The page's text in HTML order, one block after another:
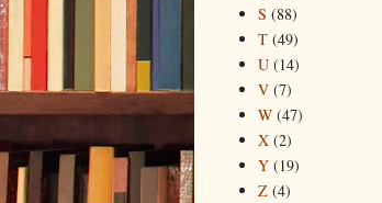
S (88)
T (49)
U (14)
V (7)
W (47)
X (2)
Y (19)
Z (4)